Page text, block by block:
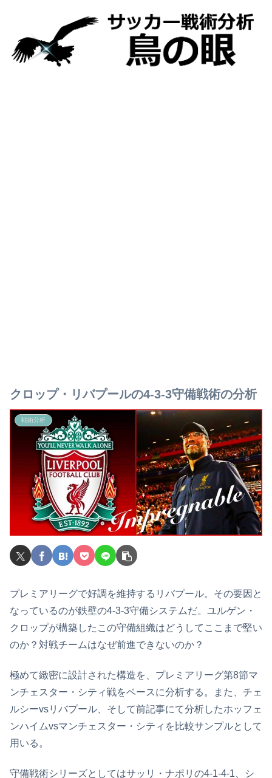
クロップ・リバプールの4-3-3守備戦術の分析
戦術分析
プレミアリーグで好調を維持するリバプール。その要因と
なっているのが鉄壁の4-3-3守備システムだ。ユルゲン・
クロップが構築したこの守備組織はどうしてここまで堅い
のか？対戦チームはなぜ前進できないのか？
極めて緻密に設計された構造を、プレミアリーグ第8節マ
ンチェスター・シティ戦をベースに分析する。また、チェ
ルシーvsリバプール、そして前記事にて分析したホッフェ
ンハイムvsマンチェスター・シティを比較サンプルとして
用いる。
守備戦術シリーズとしてはサッリ・ナポリの4-1-4-1、シ